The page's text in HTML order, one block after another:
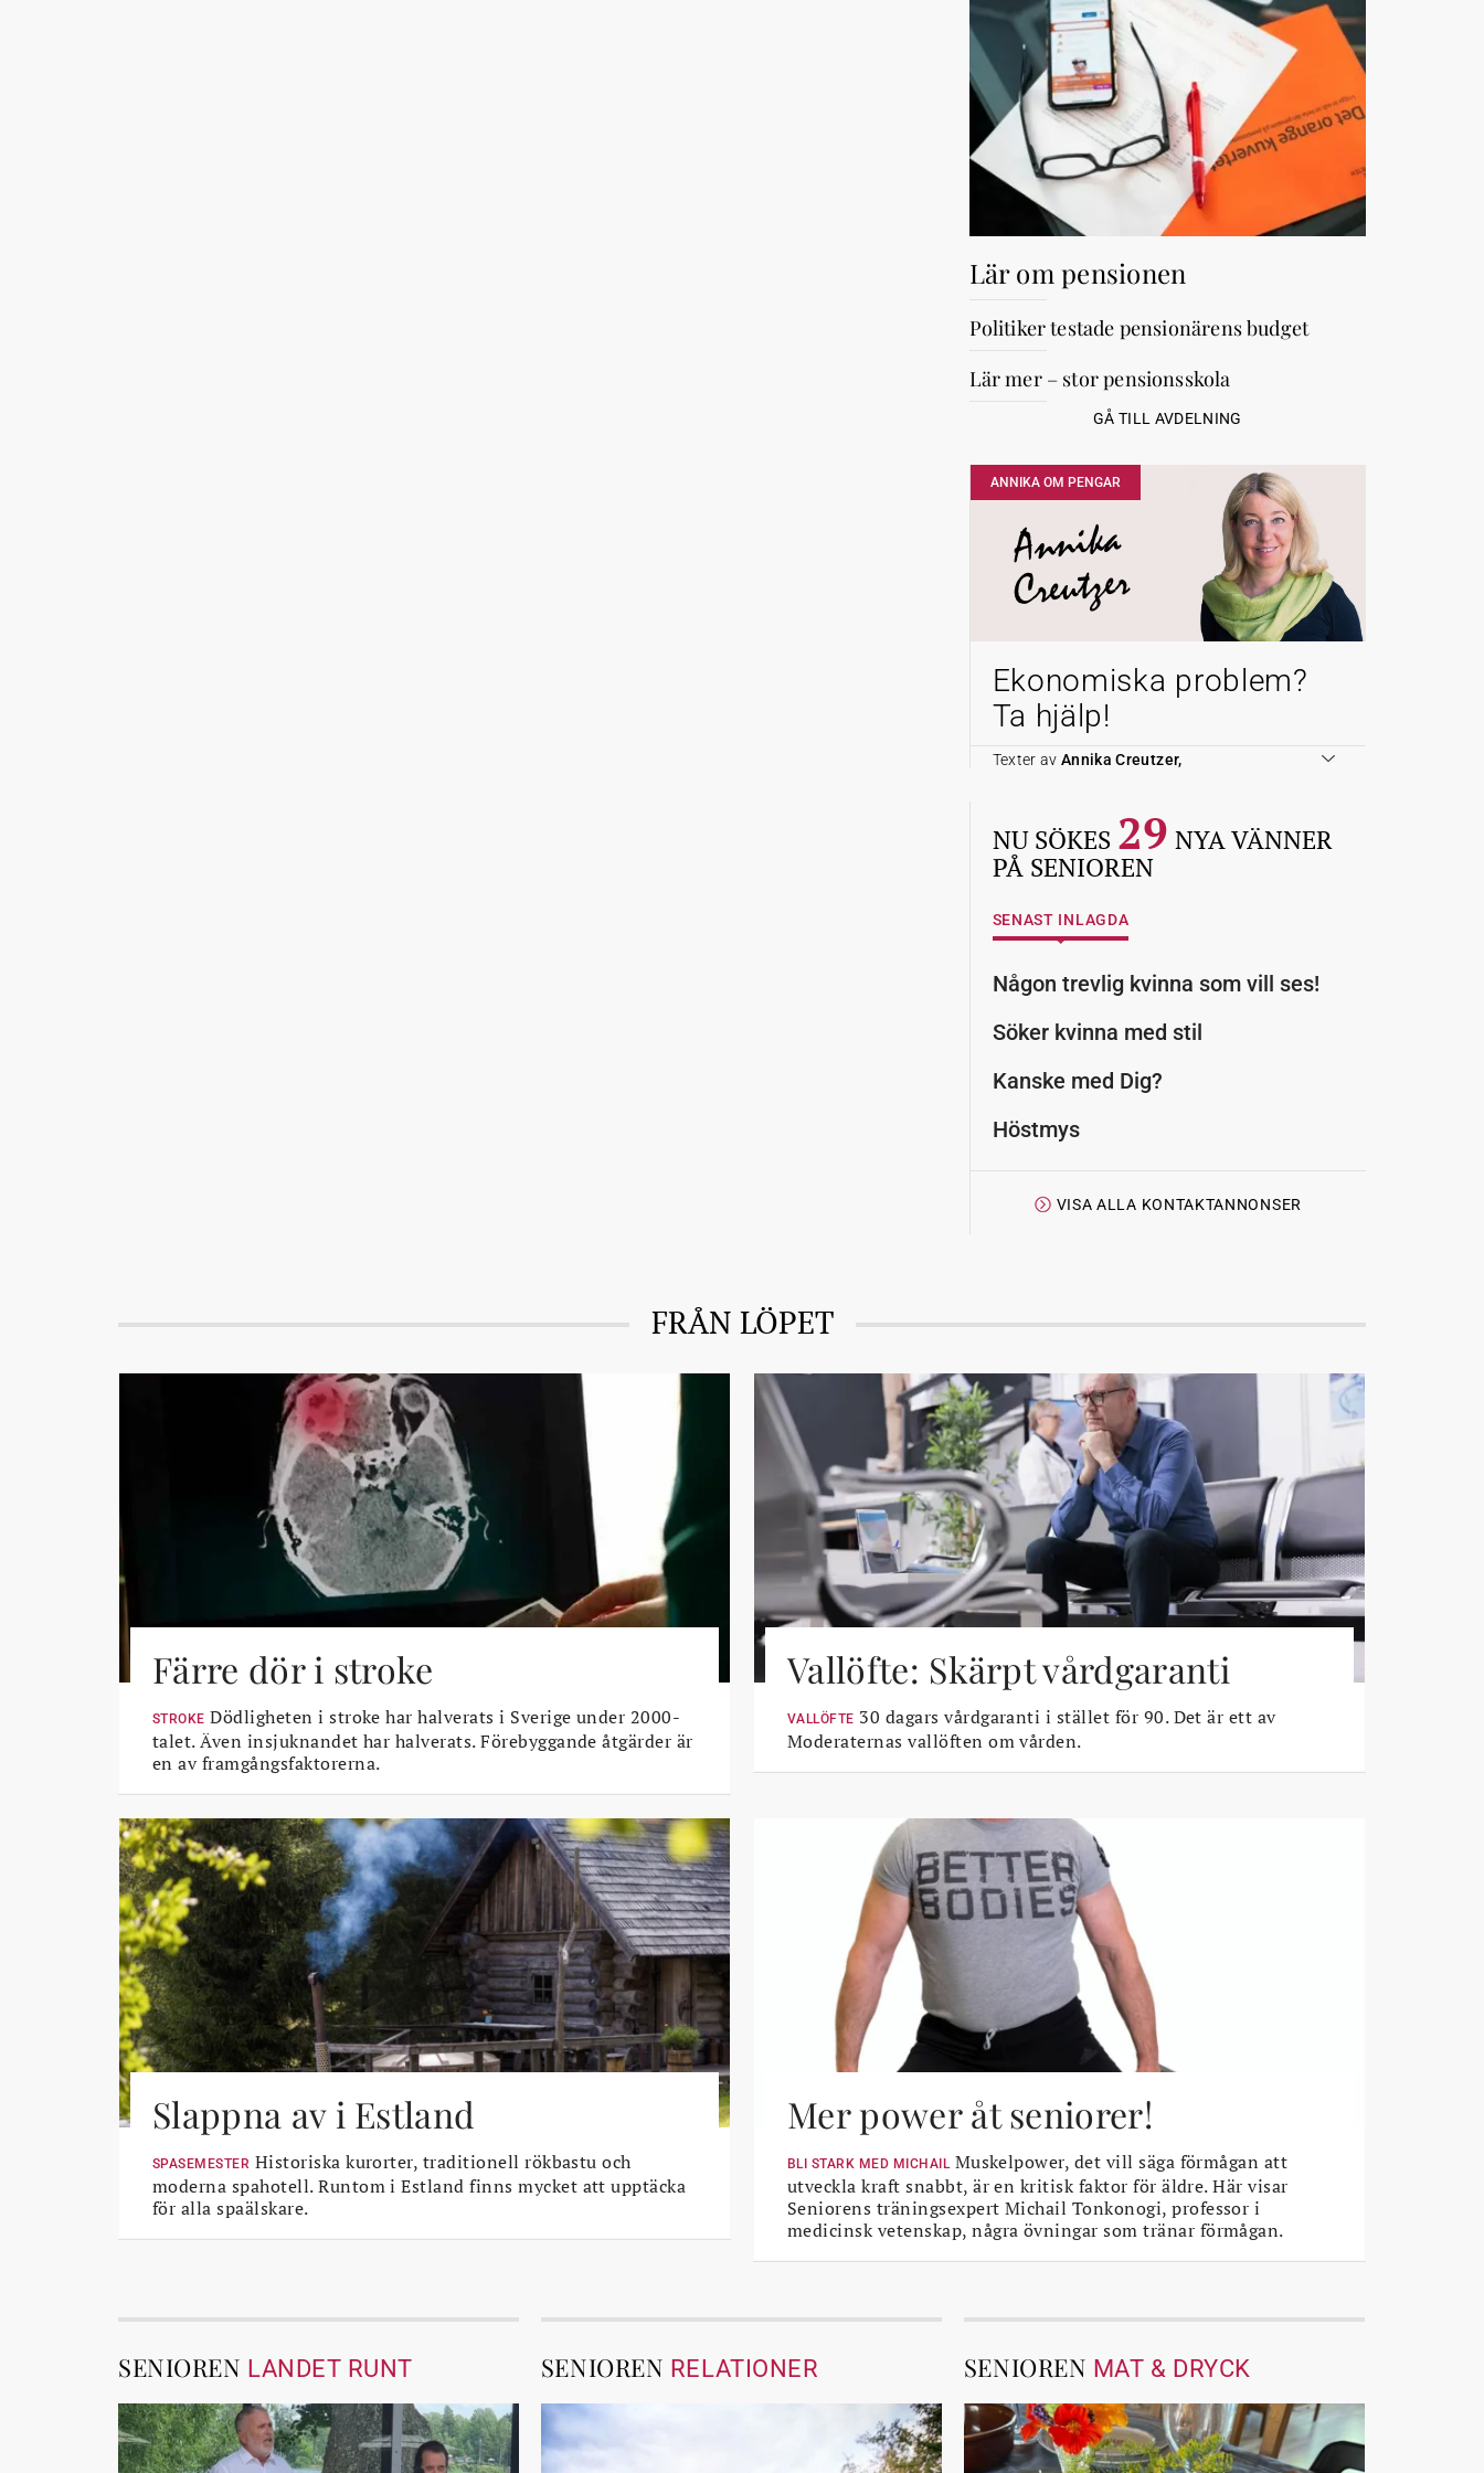
Lär om pensionen
Politiker testade pensionärens budget
Lär mer – stor pensionsskola
GÅ TILL AVDELNING
ANNIKA OM PENGAR
Annika
Creutzer
Ekonomiska problem?
Ta hjälp!
Texter av Annika Creutzer,
NU SÖKES 29 NYA VÄNNER
PÅ SENIOREN
SENAST INLAGDA
Någon trevlig kvinna som vill ses!
Söker kvinna med stil
Kanske med Dig?
Höstmys
VISA ALLA KONTAKTANNONSER
FRÅN LÖPET
Färre dör i stroke
STROKE Dödligheten i stroke har halverats i Sverige under 2000-
talet. Även insjuknandet har halverats. Förebyggande åtgärder är
en av framgångsfaktorerna.
Vallöfte: Skärpt vårdgaranti
VALLÖFTE 30 dagars vårdgaranti i stället för 90. Det är ett av
Moderaternas vallöften om vården.
Slappna av i Estland
SPASEMESTER Historiska kurorter, traditionell rökbastu och
moderna spahotell. Runtom i Estland finns mycket att upptäcka
för alla spaälskare.
Mer power åt seniorer!
BLI STARK MED MICHAILMuskelpower, det vill säga förmågan att
utveckla kraft snabbt, är en kritisk faktor för äldre. Här visar
Seniorens träningsexpert Michail Tonkonogi, professor i
medicinsk vetenskap, några övningar som tränar förmågan.
SENIOREN LANDET RUNT SENIOREN RELATIONER SENIOREN MAT & DRYCK